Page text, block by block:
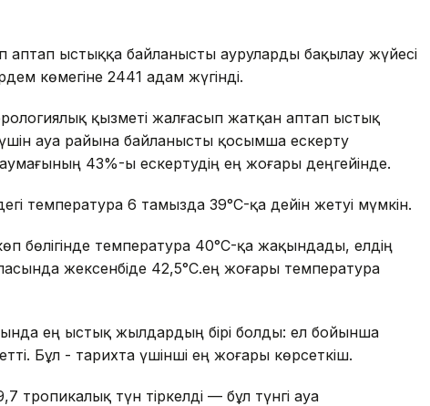
ыстыққа байланысты ауруларды бақылау жүйесі
көмегіне 2441 адам жүгінді.
қызметі жалғасып жатқан аптап ыстық
ауа райына байланысты қосымша ескерту
аумағының 43%-ы ескертудің ең жоғары деңгейінде.
температура 6 тамызда 39°C-қа дейін жетуі мүмкін.
бөлігінде температура 40°C-қа жақындады, елдің
жексенбіде 42,5°C.ең жоғары температура
ең ыстық жылдардың бірі болды: ел бойынша
Бұл - тарихта үшінші ең жоғары көрсеткіш.
тропикалық түн тіркелді — бұл түнгі ауа